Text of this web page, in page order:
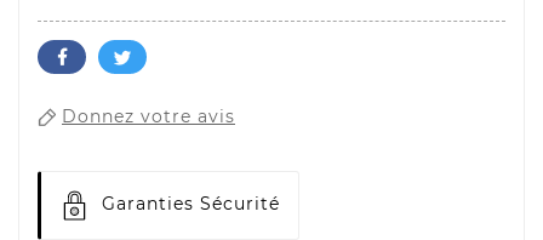
Donnez votre avis
Garanties Sécurité